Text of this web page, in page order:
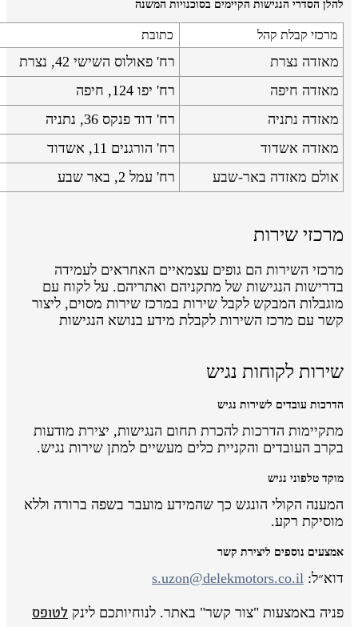
להלן הסדרי הנגישות הקיימים בסוכנויות המשנה
מרכזי קבלת קהל כתובת
מאזדה נצרת
רח' פאולוס השישי 42, נצרת
מאזדה חיפה
רח' יפו 124, חיפה
מאזדה נתניה
רח' דוד פנקס 36, נתניה
מאזדה אשדוד
רח' הורגנים 11, אשדוד
אולם מאזדה באר-שבע
רח' עמל 2, באר שבע
מרכזי שירות
מרכזי השירות הם גופים עצמאיים האחראים לעמידה
בדרישות הנגישות של מתקניהם ואתריהם. על לקוח עם
מוגבלות המבקש לקבל שירות במרכז שירות מסוים, ליצור
קשר עם מרכז השירות לקבלת מידע בנושא הנגישות
שירות לקוחות נגיש
הדרכות עובדים לשירות נגיש
מתקיימות הדרכות להכרת תחום הנגישות, יצירת מודעות
בקרב העובדים והקניית כלים מעשיים למתן שירות נגיש.
מוקד טלפוני נגיש
המענה הקולי הונגש כך שהמידע מועבר בשפה ברורה וללא
מוסיקת רקע.
אמצעים נוספים ליצירת קשר
דוא״ל: s.uzon@delekmotors.co.il
פניה באמצעות "צור קשר" באתר. לנוחיותכם לינק לטופס